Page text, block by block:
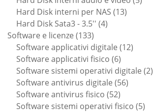
Hard Disk interni per NAS 1313
Hard Disk Sata3 - 3.5'' 44
Software e licenze 133133
prodotti
Software applicativi digitale 1212
Software applicativi fisico 66
prodotti
Software sistemi operativi digitale 22
Software antivirus digitale 5656
Software antivirus fisico 5252
prodotti
Software sistemi operativi fisico 55